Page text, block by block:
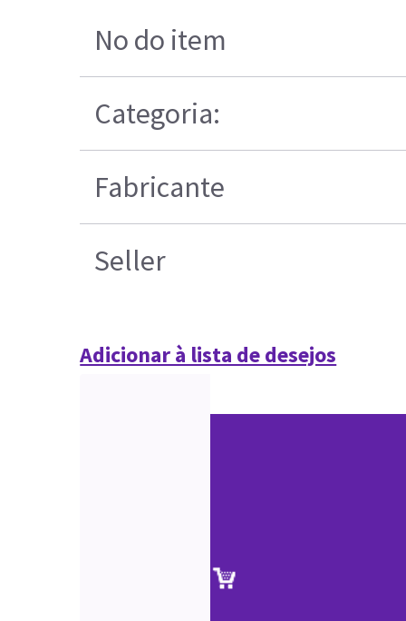
No do item
Categoria:
Fabricante
Seller
Adicionar à lista de desejos